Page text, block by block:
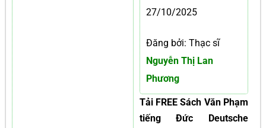
27/10/2025
Đăng bởi: Thạc sĩ
Nguyễn Thị Lan
Phương
Tải FREE Sách Văn Phạm
tiếng Đức Deutsche